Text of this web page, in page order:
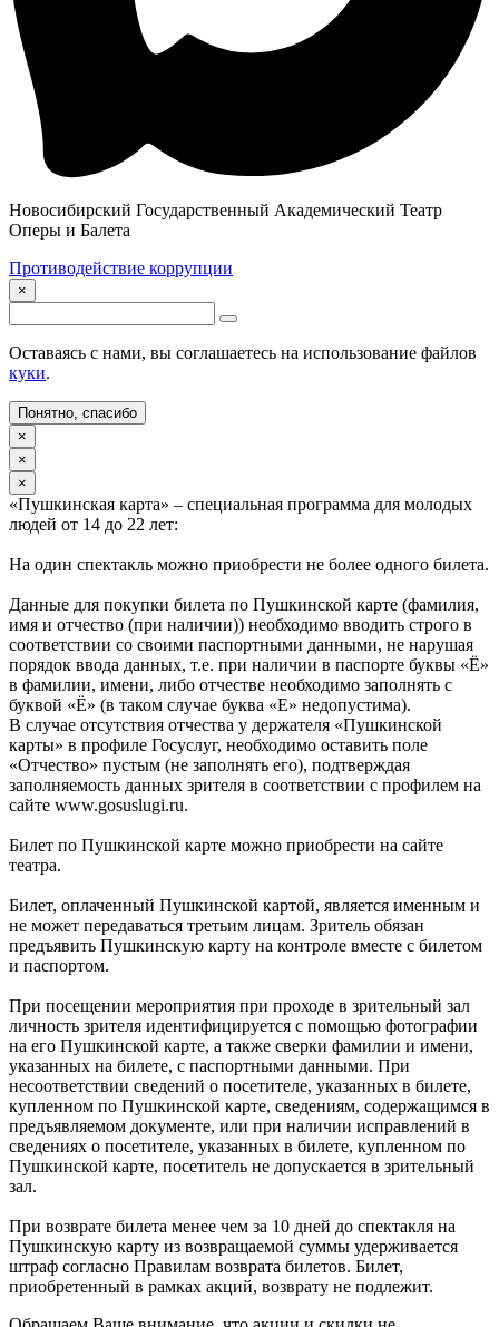
Новосибирский Государственный Академический Театр
Оперы и Балета
Противодействие коррупции
×
Оставаясь с нами, вы соглашаетесь на использование файлов
куки.
Понятно, спасибо
×
×
×
«Пушкинская карта» – специальная программа для молодых
людей от 14 до 22 лет:
На один спектакль можно приобрести не более одного билета.
Данные для покупки билета по Пушкинской карте (фамилия,
имя и отчество (при наличии)) необходимо вводить строго в
соответствии со своими паспортными данными, не нарушая
порядок ввода данных, т.е. при наличии в паспорте буквы «Ё»
в фамилии, имени, либо отчестве необходимо заполнять с
буквой «Ё» (в таком случае буква «Е» недопустима).
В случае отсутствия отчества у держателя «Пушкинской
карты» в профиле Госуслуг, необходимо оставить поле
«Отчество» пустым (не заполнять его), подтверждая
заполняемость данных зрителя в соответствии с профилем на
сайте www.gosuslugi.ru.
Билет по Пушкинской карте можно приобрести на сайте
театра.
Билет, оплаченный Пушкинской картой, является именным и
не может передаваться третьим лицам. Зритель обязан
предъявить Пушкинскую карту на контроле вместе с билетом
и паспортом.
При посещении мероприятия при проходе в зрительный зал
личность зрителя идентифицируется с помощью фотографии
на его Пушкинской карте, а также сверки фамилии и имени,
указанных на билете, с паспортными данными. При
несоответствии сведений о посетителе, указанных в билете,
купленном по Пушкинской карте, сведениям, содержащимся в
предъявляемом документе, или при наличии исправлений в
сведениях о посетителе, указанных в билете, купленном по
Пушкинской карте, посетитель не допускается в зрительный
зал.
При возврате билета менее чем за 10 дней до спектакля на
Пушкинскую карту из возвращаемой суммы удерживается
штраф согласно Правилам возврата билетов. Билет,
приобретенный в рамках акций, возврату не подлежит.